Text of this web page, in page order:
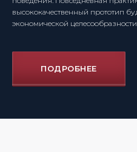
высококачественный прототип
экономической
ПОДРОБНЕЕ